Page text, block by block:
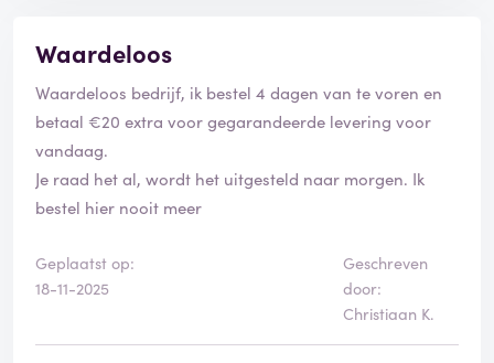
Waardeloos
Waardeloos bedrijf, ik bestel 4 dagen van te voren en
betaal €20 extra voor gegarandeerde levering voor
vandaag.
Je raad het al, wordt het uitgesteld naar morgen. Ik
bestel hier nooit meer
Geplaatst op:
18-11-2025
Geschreven
door:
Christiaan K.